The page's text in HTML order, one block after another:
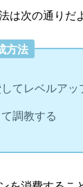
は次の通りだ
方法
てレベルアッ
調教する